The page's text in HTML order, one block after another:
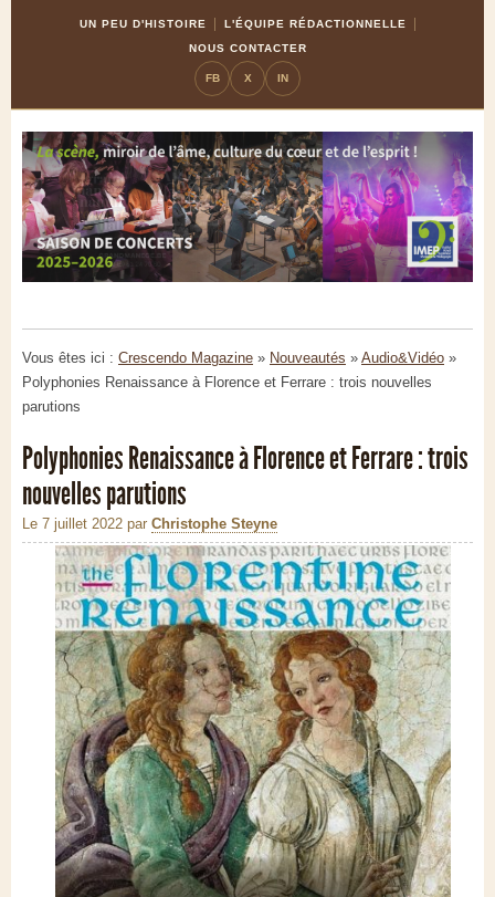
UN PEU D'HISTOIRE
L'ÉQUIPE RÉDACTIONNELLE
NOUS CONTACTER
FB X IN
Vous êtes ici : Crescendo Magazine » Nouveautés » Audio&Vidéo »
Polyphonies Renaissance à Florence et Ferrare : trois nouvelles
parutions
Polyphonies Renaissance à Florence et Ferrare : trois
nouvelles parutions
Le 7 juillet 2022 par Christophe Steyne